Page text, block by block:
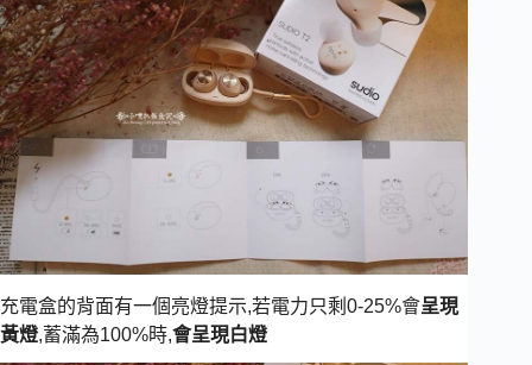
充電盒的背面有一個亮燈提示,若電力只剩0-25%會呈現
黃燈,蓄滿為100%時,會呈現白燈